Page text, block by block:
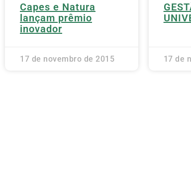
Capes e Natura
lançam prêmio
inovador
17 de novembro de 2015 17 de